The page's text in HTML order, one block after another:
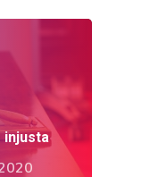
injusta